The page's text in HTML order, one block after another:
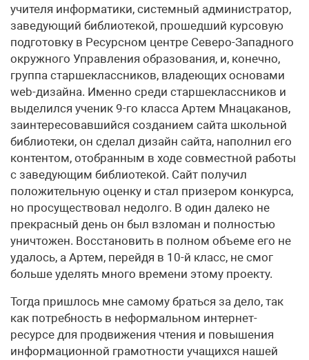
учителя информатики, системный администратор,
заведующий библиотекой, прошедший курсовую
подготовку в Ресурсном центре Северо-Западного
окружного Управления образования, и, конечно,
группа старшеклассников, владеющих основами
web-дизайна. Именно среди старшеклассников и
выделился ученик 9-го класса Артем Мнацаканов,
заинтересовавшийся созданием сайта школьной
библиотеки, он сделал дизайн сайта, наполнил его
контентом, отобранным в ходе совместной работы
с заведующим библиотекой. Сайт получил
положительную оценку и стал призером конкурса,
но просуществовал недолго. В один далеко не
прекрасный день он был взломан и полностью
уничтожен. Восстановить в полном объеме его не
удалось, а Артем, перейдя в 10-й класс, не смог
больше уделять много времени этому проекту.
Тогда пришлось мне самому браться за дело, так
как потребность в неформальном интернет-
ресурсе для продвижения чтения и повышения
информационной грамотности учащихся нашей